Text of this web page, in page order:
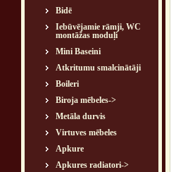
Bidē
Iebūvējamie rāmji, WC
montāžas moduļi
Mini Baseini
Atkritumu smalcinātāji
Boileri
Biroja mēbeles->
Metāla durvis
Virtuves mēbeles
Apkure
Apkures radiatori->